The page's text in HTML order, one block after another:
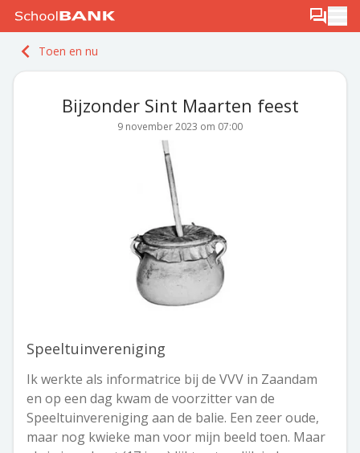
Ga naar de inhoud Berichten
Meld je gratis aan
Toen en nu
Bijzonder Sint Maarten feest
9 november 2023 om 07:00
Speeltuinvereniging
Ik werkte als informatrice bij de VVV in Zaandam
en op een dag kwam de voorzitter van de
Speeltuinvereniging aan de balie. Een zeer oude,
maar nog kwieke man voor mijn beeld toen. Maar